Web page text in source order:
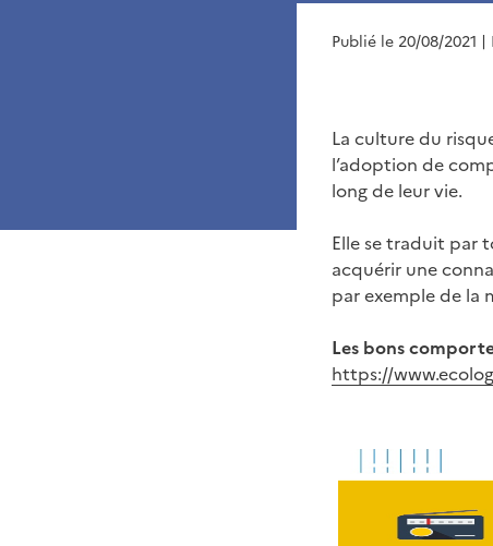
Publié le 20/08/2021 |
La culture du
l’adoption de
long de leur vie.
Elle se traduit par
acquérir une
par exemple de la
Les bons
https://